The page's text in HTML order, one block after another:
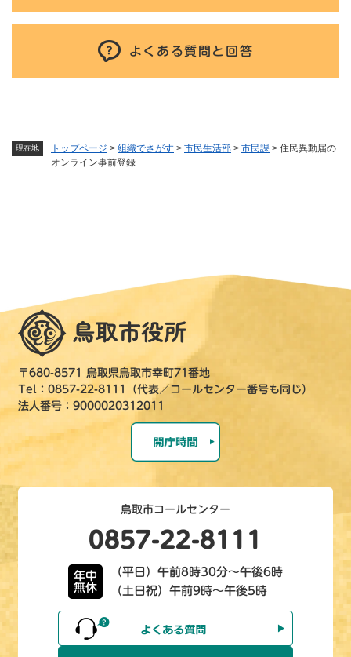
現在地 トップページ > 組織でさがす > 市民生活部 > 市民課 > 住民異動届の
オンライン事前登録
よくある質問と回答
〒680-8571 鳥取県鳥取市幸町71番地
Tel：0857-22-8111（代表／コールセンター番号も同じ）
法人番号：9000020312011
鳥取市コールセンター
0857-22-8111
年中
無休
（平日）午前8時30分～午後6時
（土日祝）午前9時～午後5時